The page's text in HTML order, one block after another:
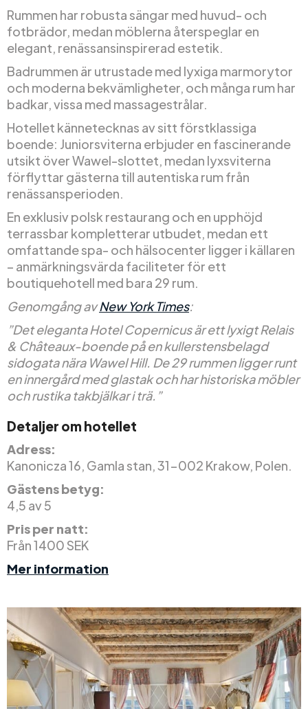
Rummen har robusta sängar med huvud- och
fotbrädor, medan möblerna återspeglar en
elegant, renässansinspirerad estetik.
Badrummen är utrustade med lyxiga marmorytor
och moderna bekvämligheter, och många rum har
badkar, vissa med massagestrålar.
Hotellet kännetecknas av sitt förstklassiga
boende: Juniorsviterna erbjuder en fascinerande
utsikt över Wawel-slottet, medan lyxsviterna
förflyttar gästerna till autentiska rum från
renässansperioden.
En exklusiv polsk restaurang och en upphöjd
terrassbar kompletterar utbudet, medan ett
omfattande spa- och hälsocenter ligger i källaren
– anmärkningsvärda faciliteter för ett
boutiquehotell med bara 29 rum.
Genomgång avNew York Times:
”Det eleganta Hotel Copernicus är ett lyxigt Relais
& Châteaux-boende på en kullerstensbelagd
sidogata nära Wawel Hill. De 29 rummen ligger runt
en innergård med glastak och har historiska möbler
och rustika takbjälkar i trä.”
Detaljer om hotellet
Adress:
Kanonicza 16, Gamla stan, 31-002 Krakow, Polen.
Gästens betyg:
4,5 av 5
Pris per natt:
Från 1400 SEK
Mer information